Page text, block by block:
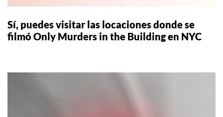
Sí, puedes visitar las locaciones donde se
filmó Only Murders in the Building en NYC